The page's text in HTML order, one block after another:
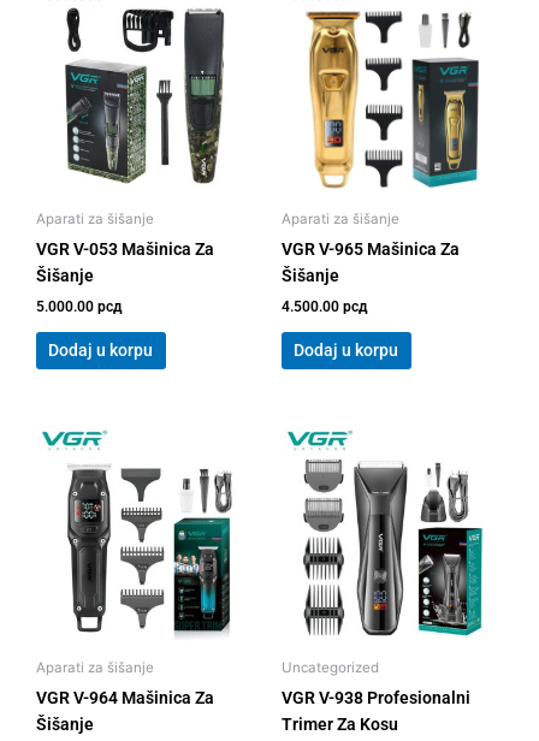
Aparati za šišanje
VGR V-053 Mašinica Za
Šišanje
5.000.00 рсд
Dodaj u korpu
Aparati za šišanje
VGR V-965 Mašinica Za
Šišanje
4.500.00 рсд
Dodaj u korpu
Aparati za šišanje
VGR V-964 Mašinica Za
Šišanje
Uncategorized
VGR V-938 Profesionalni
Trimer Za Kosu